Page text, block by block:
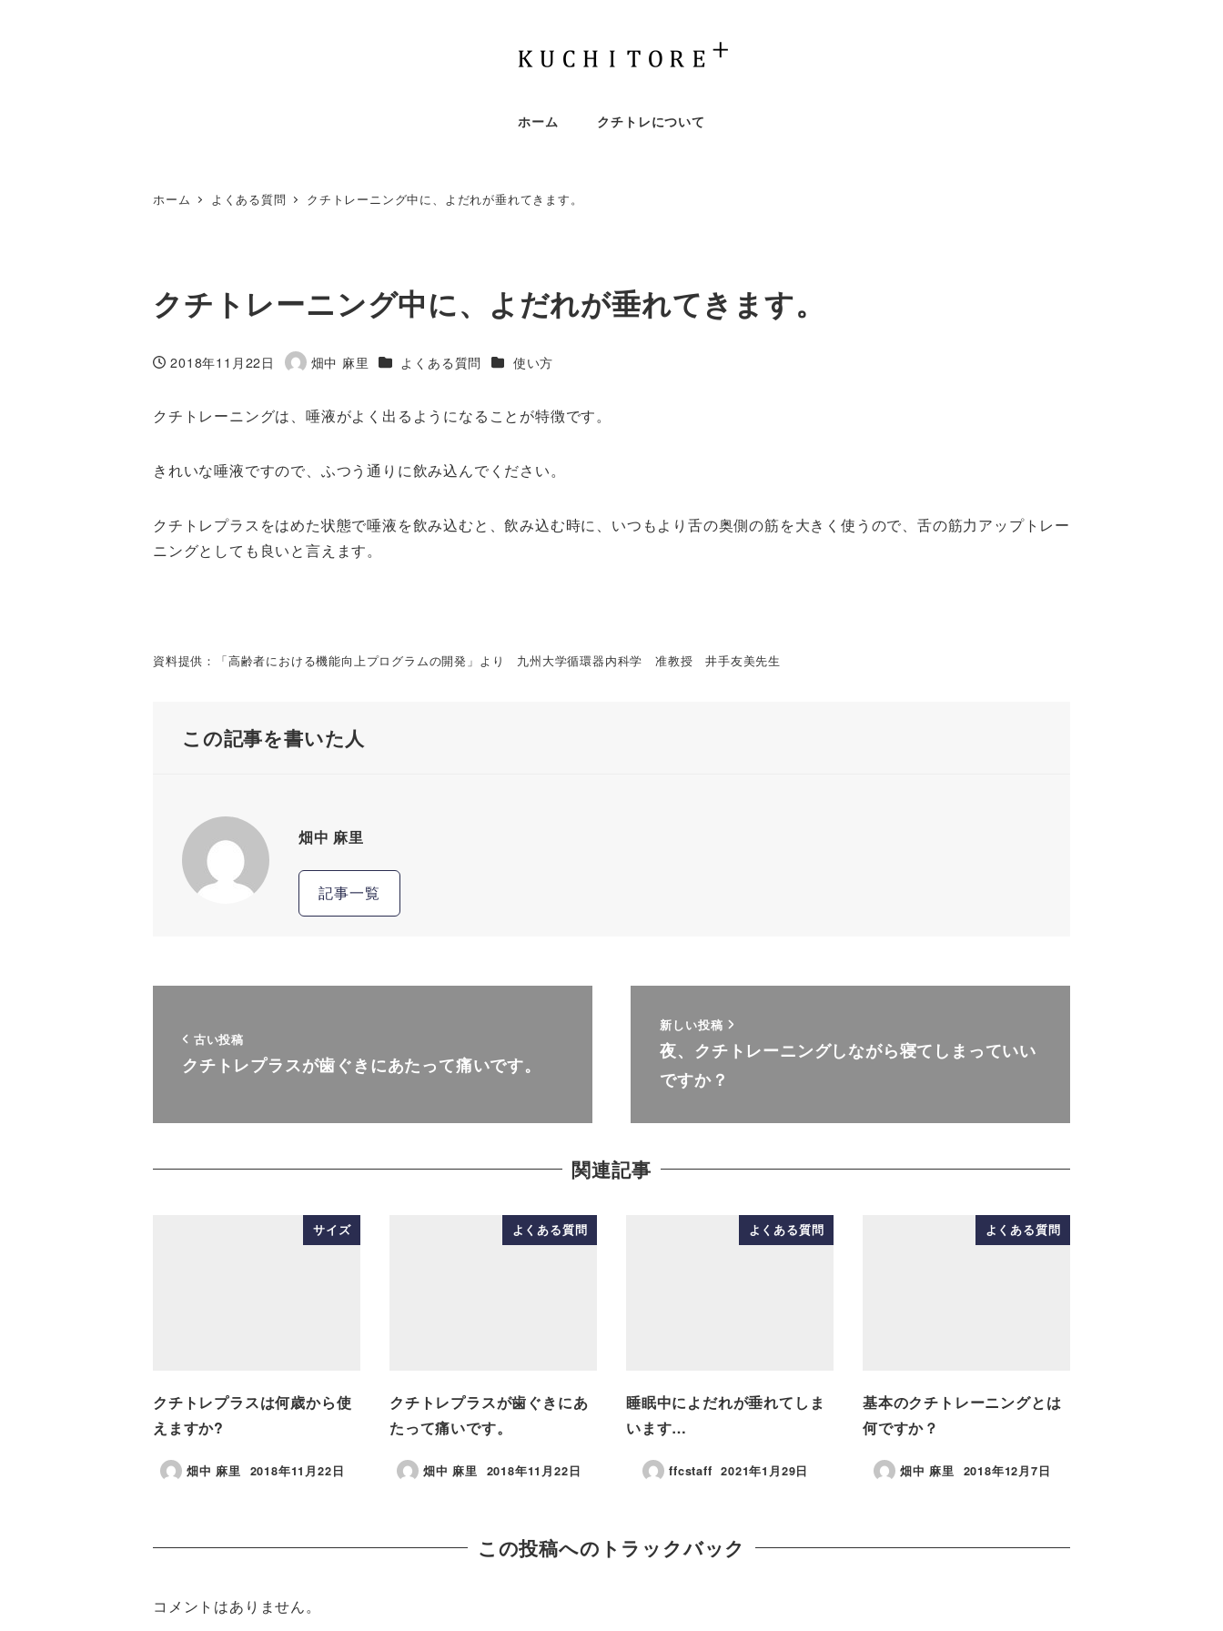
ホーム クチトレについて
ホーム よくある質問 クチトレーニング中に、よだれが垂れてきます。
クチトレーニング中に、よだれが垂れてきます。
投稿日
2018年11月22日
著
畑中 麻里 カテゴリー
よくある質問 カテゴリー
使い方
クチトレーニングは、唾液がよく出るようになることが特徴です。
きれいな唾液ですので、ふつう通りに飲み込んでください。
クチトレプラスをはめた状態で唾液を飲み込むと、飲み込む時に、いつもより舌の奥側の筋を大きく使うので、舌の筋力アップトレー
ニングとしても良いと言えます。
資料提供：「高齢者における機能向上プログラムの開発」より 九州大学循環器内科学 准教授 井手友美先生
この記事を書いた人
畑中 麻里
記事一覧
古い投稿
クチトレプラスが歯ぐきにあたって痛いです。
新しい投稿
夜、クチトレーニングしながら寝てしまっていい
ですか？
関連記事
サイズ
クチトレプラスは何歳から使
えますか?
畑中 麻里 2018年11月22日
よくある質問
クチトレプラスが歯ぐきにあ
たって痛いです。
畑中 麻里 2018年11月22日
よくある質問
睡眠中によだれが垂れてしま
います…
ffcstaff 2021年1月29日
よくある質問
基本のクチトレーニングとは
何ですか？
畑中 麻里 2018年12月7日
この投稿へのトラックバック
コメントはありません。